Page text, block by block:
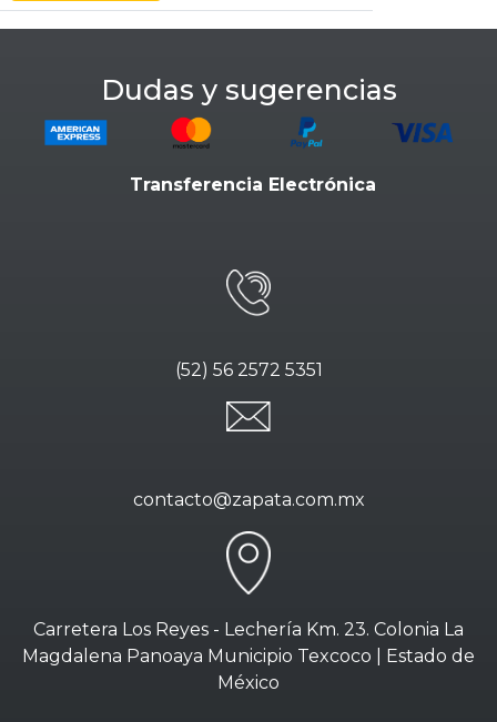
Dudas y sugerencias
Transferencia Electrónica
(52) 56 2572 5351
contacto@zapata.com.mx
Carretera Los Reyes - Lechería Km. 23. Colonia La
Magdalena Panoaya Municipio Texcoco | Estado de
México